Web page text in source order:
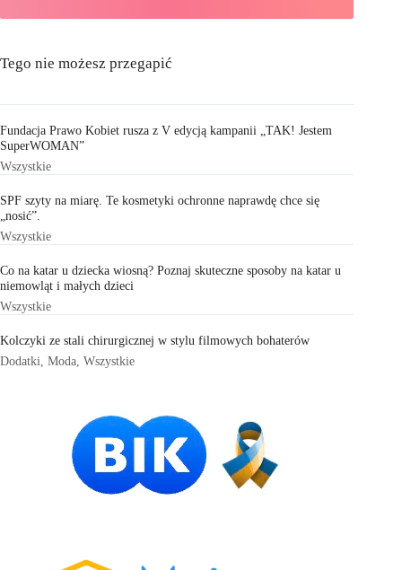
Tego nie możesz przegapić
Fundacja Prawo Kobiet rusza z V edycją kampanii „TAK! Jestem
SuperWOMAN”
Wszystkie
SPF szyty na miarę. Te kosmetyki ochronne naprawdę chce się
„nosić”.
Wszystkie
Co na katar u dziecka wiosną? Poznaj skuteczne sposoby na katar u
niemowląt i małych dzieci
Wszystkie
Kolczyki ze stali chirurgicznej w stylu filmowych bohaterów
Dodatki, Moda, Wszystkie